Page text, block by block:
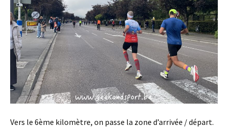
Vers le 6ème kilomètre, on passe la zone d’arrivée / départ.